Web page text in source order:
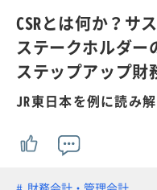
CSRとは何か？サ
ステークホルダー
ステップアップ財
JR東日本を例に読み解